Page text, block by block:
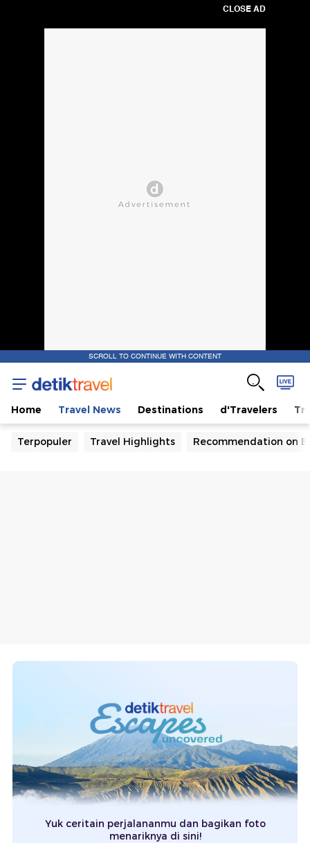
CLOSE AD
SCROLL TO CONTINUE WITH CONTENT
Home Travel News Destinations d'Travelers
Terpopuler Travel Highlights Recommendation on
Yuk ceritain perjalananmu dan bagikan foto
menariknya di sini!